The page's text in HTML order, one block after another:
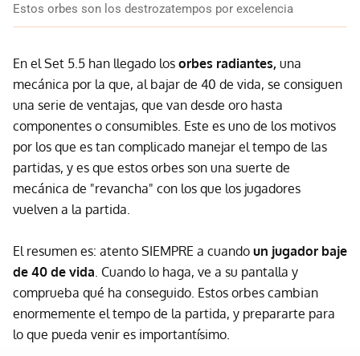
Estos orbes son los destrozatempos por excelencia
En el Set 5.5 han llegado los orbes radiantes, una
mecánica por la que, al bajar de 40 de vida, se consiguen
una serie de ventajas, que van desde oro hasta
componentes o consumibles. Este es uno de los motivos
por los que es tan complicado manejar el tempo de las
partidas, y es que estos orbes son una suerte de
mecánica de "revancha" con los que los jugadores
vuelven a la partida.
El resumen es: atento SIEMPRE a cuando un jugador baje
de 40 de vida . Cuando lo haga, ve a su pantalla y
comprueba qué ha conseguido. Estos orbes cambian
enormemente el tempo de la partida, y prepararte para
lo que pueda venir es importantísimo.